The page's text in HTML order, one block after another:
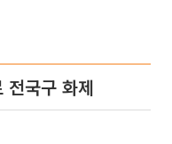
국구 화제